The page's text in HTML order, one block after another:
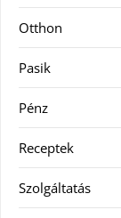
Otthon
Pasik
Pénz
Receptek
Szolgáltatás